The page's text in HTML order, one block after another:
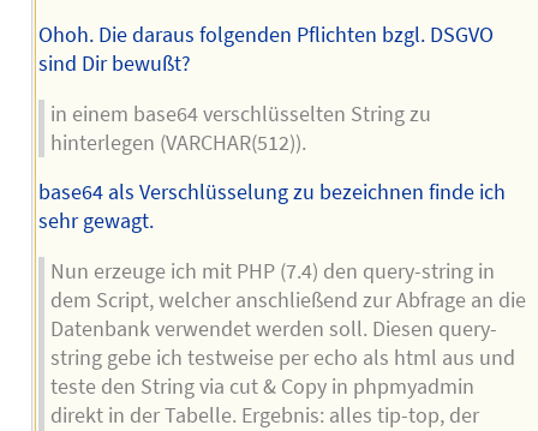
Ohoh. Die daraus folgenden Pflichten bzgl. DSGVO
sind Dir bewußt?
in einem base64 verschlüsselten String zu
hinterlegen (VARCHAR(512)).
base64 als Verschlüsselung zu bezeichnen finde ich
sehr gewagt.
Nun erzeuge ich mit PHP (7.4) den query-string in
dem Script, welcher anschließend zur Abfrage an die
Datenbank verwendet werden soll. Diesen query-
string gebe ich testweise per echo als html aus und
teste den String via cut & Copy in phpmyadmin
direkt in der Tabelle. Ergebnis: alles tip-top, der